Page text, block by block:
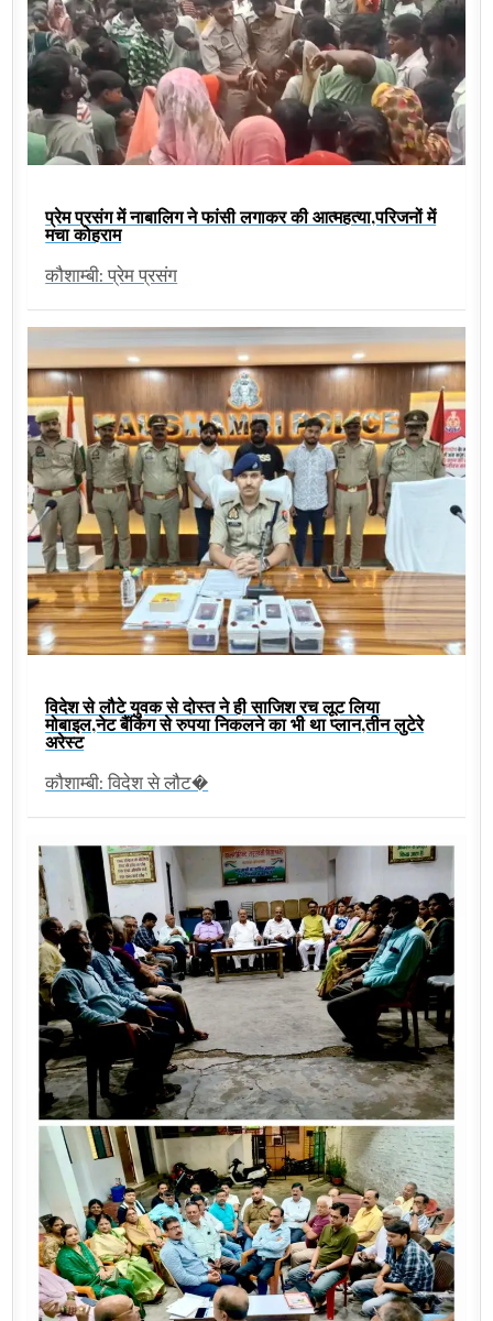
प्रेम प्रसंग में नाबालिग ने फांसी लगाकर की आत्महत्या,परिजनों में
मचा कोहराम
कौशाम्बी: प्रेम प्रसंग
विदेश से लौटे युवक से दोस्त ने ही साजिश रच लूट लिया
मोबाइल,नेट बैंकिंग से रुपया निकलने का भी था प्लान,तीन लुटेरे
अरेस्ट
कौशाम्बी: विदेश से लौट�